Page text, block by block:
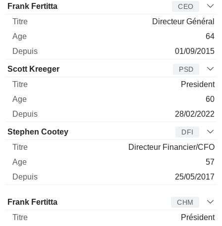
Dirigeant Titre
Frank Fertitta CEO
Directeur Général
64
01/09/2015
Scott Kreeger PSD
President
60
28/02/2022
Stephen Cootey DFI
Directeur Financier/CFO
57
25/05/2017
Administrateur
Frank Fertitta CHM
Président